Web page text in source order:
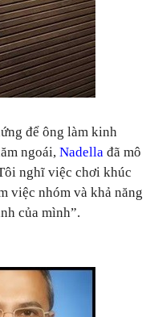
để ông làm kinh
ngoái, Nadella đã mô
nghĩ việc chơi khúc
việc nhóm và khả năng
của mình”.